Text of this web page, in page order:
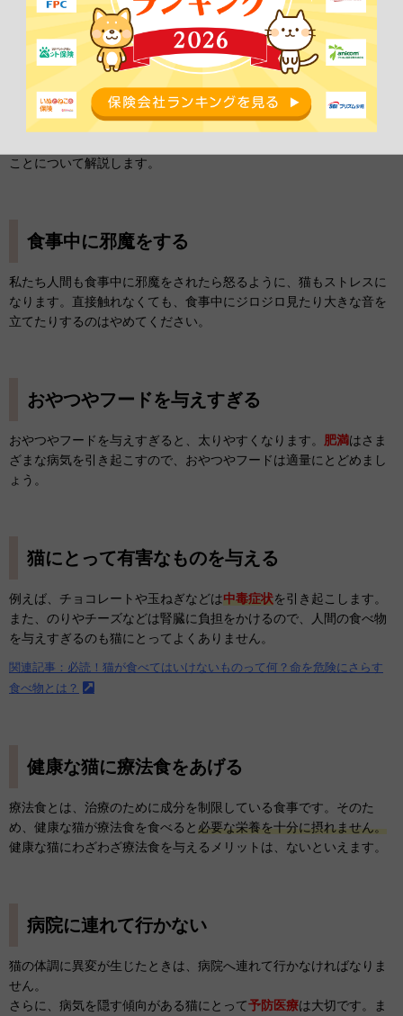
猫にしてはいけない！健康管理のNG
行動
ことについて解説します。
食事中に邪魔をする
私たち人間も食事中に邪魔をされたら怒るように、猫もストレスに
なります。直接触れなくても、食事中にジロジロ見たり大きな音を
立てたりするのはやめてください。
おやつやフードを与えすぎる
おやつやフードを与えすぎると、太りやすくなります。 肥満はさま
ざまな病気を引き起こすので、おやつやフードは適量にとどめまし
ょう。
猫にとって有害なものを与える
例えば、チョコレートや玉ねぎなどは中毒症状を引き起こします。
また、のりやチーズなどは腎臓に負担をかけるので、人間の食べ物
を与えすぎるのも猫にとってよくありません。
関連記事：必読！猫が食べてはいけないものって何？命を危険にさらす
食べ物とは？
健康な猫に療法食をあげる
療法食とは、治療のために成分を制限している食事です。そのた
め、健康な猫が療法食を食べると必要な栄養を十分に摂れません。
健康な猫にわざわざ療法食を与えるメリットは、ないといえます。
病院に連れて行かない
猫の体調に異変が生じたときは、病院へ連れて行かなければなりま
せん。
さらに、病気を隠す傾向がある猫にとって予防医療は大切です。ま